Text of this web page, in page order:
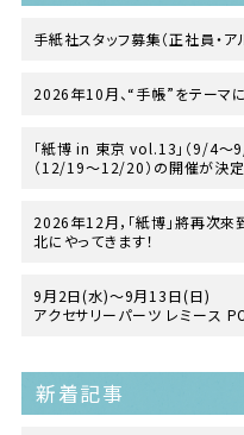
手紙社スタッフ募集（正社員・
2026年10月、“手帳”をテーマに
「紙博 in 東京 vol.13」（9/4〜
（12/19〜12/20）の開催が決定
2026年12月，「紙博」將再次
北にやってきます！
9月2日(水)～9月13日(日)
アクセサリーパーツ レミース
新着記事